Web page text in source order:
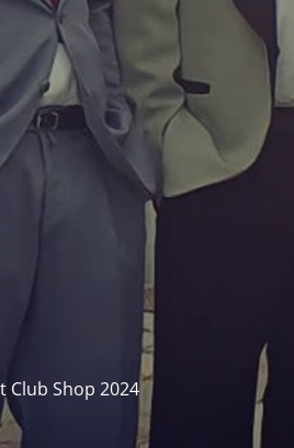
Club Shop 2024